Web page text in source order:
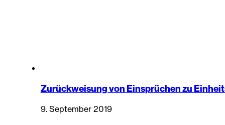
Zurückweisung von Einsprüchen zu
9. September 2019